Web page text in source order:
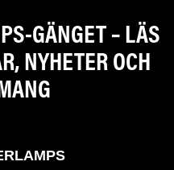
GÄNGET – LÄS
NYHETER OCH